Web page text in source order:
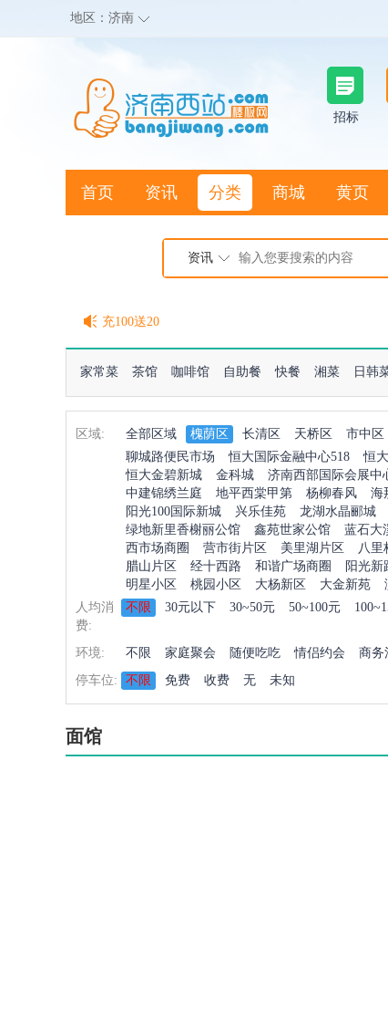
地区： 济南
招标
首页 资讯 分类 商城 黄页
资讯
客服QQ:2692290505
家常菜 茶馆 咖啡馆 自助餐 快餐 湘菜 日韩
区域: 全部区域 槐荫区 长清区 天桥区 市中区
聊城路便民市场
恒大国际金融中心518 恒
恒大金碧新城
金科城 济南西部国际会展中
中建锦绣兰庭
地平西棠甲第 杨柳春风 海
阳光100国际新城
兴乐佳苑 龙湖水晶郦城
绿地新里香榭丽公馆
鑫苑世家公馆 蓝石大
西市场商圈
营市街片区 美里湖片区 八里
腊山片区
经十西路 和谐广场商圈 阳光新
明星小区
桃园小区 大杨新区 大金新苑
人均消
费:
不限 30元以下 30~50元 50~100元
环境: 不限 家庭聚会 随便吃吃 情侣约会 商务
停车位:
不限 免费 收费 无 未知
面馆